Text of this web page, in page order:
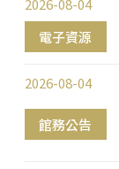
電子資源
2026-08-04
館務公告
2026-08-04